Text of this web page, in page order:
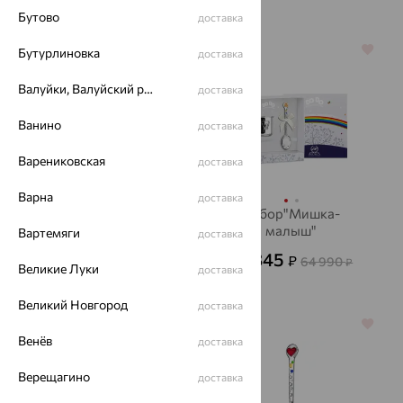
64%
серебро, АргентА
64%
Набор"Мишка-
малыш"
серебро, АргентА
31 845₽ 64 990₽
Бутово доставка
Бутурлиновка доставка
Валуйки, Валуйский район доставка
Ванино доставка
Варениковская доставка
Варна доставка
Вартемяги доставка
Великие Луки доставка
Великий Новгород доставка
Венёв доставка
Верещагино доставка